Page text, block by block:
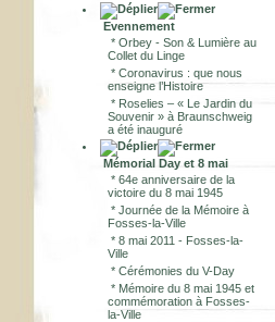
Evennement
* Orbey - Son & Lumière au
Collet du Linge
* Coronavirus : que nous
enseigne l’Histoire
* Roselies – « Le Jardin du
Souvenir » à Braunschweig
a été inauguré
Mémorial Day et 8 mai
* 64e anniversaire de la
victoire du 8 mai 1945
* Journée de la Mémoire à
Fosses-la-Ville
* 8 mai 2011 - Fosses-la-
Ville
* Cérémonies du V-Day
* Mémoire du 8 mai 1945 et
commémoration à Fosses-
la-Ville